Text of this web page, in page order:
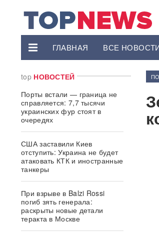
ГЛАВНАЯ ВСЕ
top НОВОСТЕЙ
Порты встали — граница не
справляется: 7,7 тысячи
украинских фур стоят в
очередях
США заставили Киев
отступить: Украина не будет
атаковать КТК и иностранные
танкеры
При взрыве в Balzi Rossi
погиб зять генерала:
раскрыты новые детали
теракта в Москве